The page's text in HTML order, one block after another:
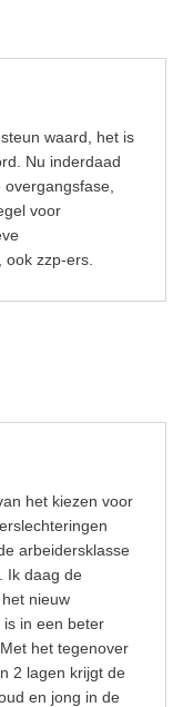
waard, het is
Nu inderdaad
voor
zzp-ers.
het kiezen voor
arbeidersklasse
Ik daag de
nieuw
in een beter
het tegenover
2 lagen krijgt de
en jong in de